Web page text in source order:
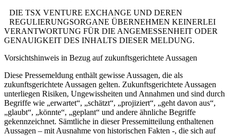
DIE TSX VENTURE EXCHANGE UND DEREN
REGULIERUNGSORGANE ÜBERNEHMEN KEINERLEI
VERANTWORTUNG FÜR DIE ANGEMESSENHEIT ODER
GENAUIGKEIT DES INHALTS DIESER MELDUNG.
Vorsichtshinweis in Bezug auf zukunftsgerichtete Aussagen
Diese Pressemeldung enthält gewisse Aussagen, die als
zukunftsgerichtete Aussagen gelten. Zukunftsgerichtete Aussagen
unterliegen Risiken, Ungewissheiten und Annahmen und sind durch
Begriffe wie „erwartet“, „schätzt“, „projiziert“, „geht davon aus“,
„glaubt“, „könnte“, „geplant“ und andere ähnliche Begriffe
gekennzeichnet. Sämtliche in dieser Pressemitteilung enthaltenen
Aussagen – mit Ausnahme von historischen Fakten -, die sich auf